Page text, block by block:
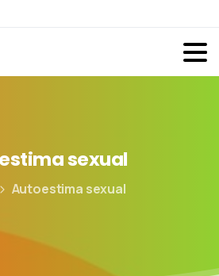
sexual
Autoestima sexual